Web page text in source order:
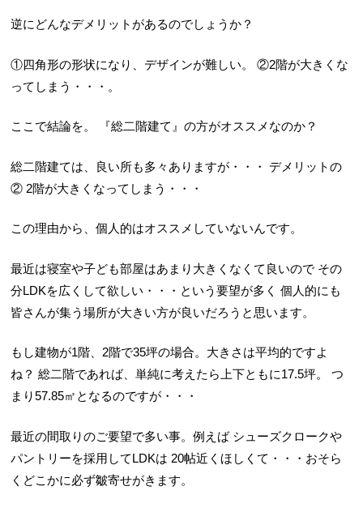
逆にどんなデメリットがあるのでしょうか？
①四角形の形状になり、デザインが難しい。
②2階が大きくな
ってしまう・・・。
ここで結論を。 『総二階建て』の方がオススメなのか？
総二階建ては、良い所も多々ありますが・・・
デメリットの
② 2階が大きくなってしまう・・・
この理由から、個人的はオススメしていないんです。
最近は寝室や子ども部屋はあまり大きくなくて良いので その
分LDKを広くして欲しい・・・という要望が多く 個人的にも
皆さんが集う場所が大きい方が良いだろうと思います。
もし建物が1階、2階で35坪の場合。大きさは平均的ですよ
ね？ 総二階であれば、単純に考えたら上下ともに17.5坪。
つ
まり57.85㎡となるのですが・・・
最近の間取りのご要望で多い事。例えばシューズクロークや
パントリーを採用してLDKは 20帖近くほしくて・・・おそら
くどこかに必ず皺寄せがきます。